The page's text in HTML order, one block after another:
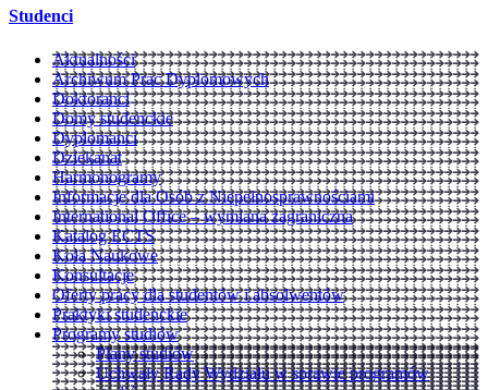
Studenci
Aktualności
Archiwum Prac Dyplomowych
Doktoranci
Domy studenckie
Dyplomanci
Dziekanat
Harmonogramy
Informacje dla Osób z Niepełnosprawnościami
International Office – wymiana zagraniczna
Katalog ECTS
Koła Naukowe
Konsultacje
Oferty pracy dla studentów i absolwentów
Praktyki studenckie
Programy studiów
Plany studiów
Uchwały Rady Wydziału w sprawie programów